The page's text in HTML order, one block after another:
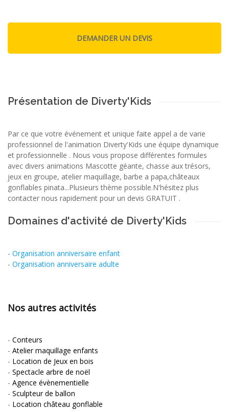
Présentation de Diverty'Kids
Par ce que votre événement et unique faite appel a de varie
professionnel de l'animation Diverty'Kids une équipe dynamique
et professionnelle . Nous vous propose différentes formules
avec divers animations Mascotte géante, chasse aux trésors,
jeux en groupe, atelier maquillage, barbe a papa,châteaux
gonflables pinata...Plusieurs thème possible.N'hésitez plus
contacter nous rapidement pour un devis GRATUIT .
Domaines d'activité de Diverty'Kids
- Organisation anniversaire enfant
- Organisation anniversaire adulte
Nos autres activités
- Conteurs
- Atelier maquillage enfants
- Location de Jeux en bois
- Spectacle arbre de noël
- Agence évènementielle
- Sculpteur de ballon
- Location château gonflable